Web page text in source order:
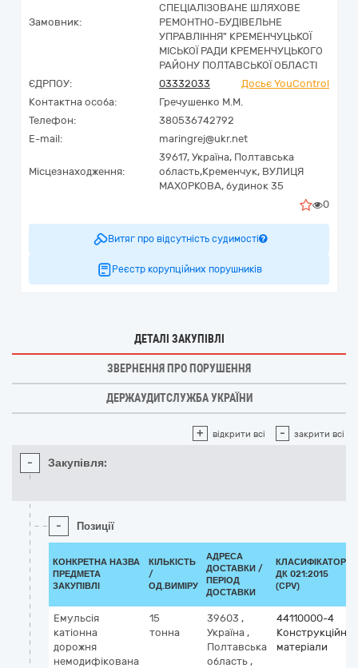
Замовник:
СПЕЦІАЛІЗОВАНЕ ШЛЯХОВЕ
РЕМОНТНО-БУДІВЕЛЬНЕ
УПРАВЛІННЯ" КРЕМЕНЧУЦЬКОЇ
МІСЬКОЇ РАДИ КРЕМЕНЧУЦЬКОГО
РАЙОНУ ПОЛТАВСЬКОЇ ОБЛАСТІ
ЄДРПОУ:
03332033
Досьє YouControl
Контактна особа:
Гречушенко М.М.
Телефон:
380536742792
E-mail:
maringrej@ukr.net
Місцезнаходження:
39617, Україна, Полтавська
область,Кременчук, ВУЛИЦЯ
МАХОРКОВА, будинок 35
0
Витяг про відсутність судимості
Реєстр корупційних порушників
ДЕТАЛІ ЗАКУПІВЛІ
ЗВЕРНЕННЯ ПРО ПОРУШЕННЯ
ДЕРЖАУДИТСЛУЖБА УКРАЇНИ
+ відкрити всі - закрити всі
- Закупівля:
- Позиції
КОНКРЕТНА НАЗВА
ПРЕДМЕТА
ЗАКУПІВЛІ
КІЛЬКІСТЬ
/
ОД.ВИМІРУ
АДРЕСА
ДОСТАВКИ /
ПЕРІОД
ДОСТАВКИ
КЛАСИФІКАТОР
ДК 021:2015
(CPV)
Емульсія
катіонна
дорожня
немодифікована
15
тонна
39603 ,
Україна ,
Полтавська
область ,
44110000-4
Конструкційні
матеріали